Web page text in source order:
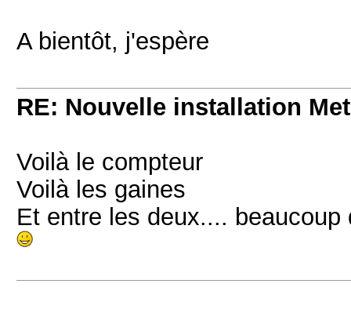
A bientôt, j'espère
RE: Nouvelle installation
Voilà le compteur
Voilà les gaines
Et entre les deux....